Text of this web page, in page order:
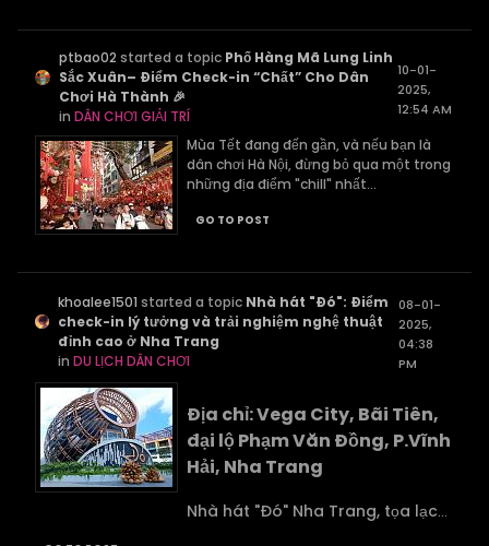
ptbao02 started a topic Phố Hàng Mã Lung Linh
Sắc Xuân– Điểm Check-in “Chất” Cho Dân
Chơi Hà Thành 🎉
in DÂN CHƠI GIẢI TRÍ
10-01-
2025,
12:54 AM
Mùa Tết đang đến gần, và nếu bạn là
dân chơi Hà Nội, đừng bỏ qua một trong
những địa điểm "chill" nhất...
GO TO POST
khoalee1501 started a topic Nhà hát "Đó": Điểm
check-in lý tưởng và trải nghiệm nghệ thuật
đỉnh cao ở Nha Trang
inDU LỊCH DÂN CHƠI
08-01-
2025,
04:38
PM
Địa chỉ: Vega City, Bãi Tiên,
đại lộ Phạm Văn Đồng, P.Vĩnh
Hải, Nha Trang
Nhà hát "Đó" Nha Trang, tọa lạc...